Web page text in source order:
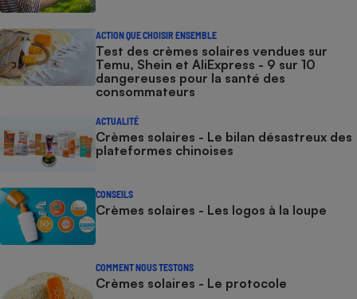
ACTION QUE CHOISIR ENSEMBLE
Test des crèmes solaires vendues sur
Temu, Shein et AliExpress - 9 sur 10
dangereuses pour la santé des
consommateurs
ACTUALITÉ
Crèmes solaires - Le bilan désastreux des
plateformes chinoises
CONSEILS
Crèmes solaires - Les logos à la loupe
COMMENT NOUS TESTONS
Crèmes solaires - Le protocole